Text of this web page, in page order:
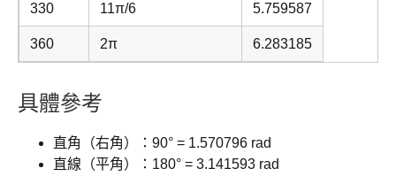
330 11π/6 5.759587
360 2π 6.283185
具體參考
直角（右角）：90° = 1.570796 rad
直線（平角）：180° = 3.141593 rad